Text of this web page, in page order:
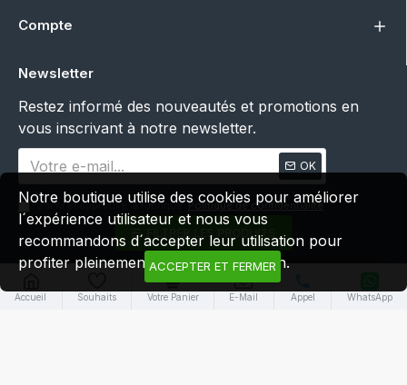
Compte
Newsletter
Restez informé des nouveautés et promotions en
vous inscrivant à notre newsletter.
OK
J’ai lu et approuvé la rubrique Politique de confidentialité
© qainzo cosmetic coiffure-shop 2026
Accueil Souhaits Votre Panier E-Mail Appel WhatsApp
ACCEPTER ET FERMER
Notre boutique utilise des cookies pour améliorer
l´expérience utilisateur et nous vous
recommandons d´accepter leur utilisation pour
profiter pleinement de votre navigation.
FILTRER LES PRODUITS